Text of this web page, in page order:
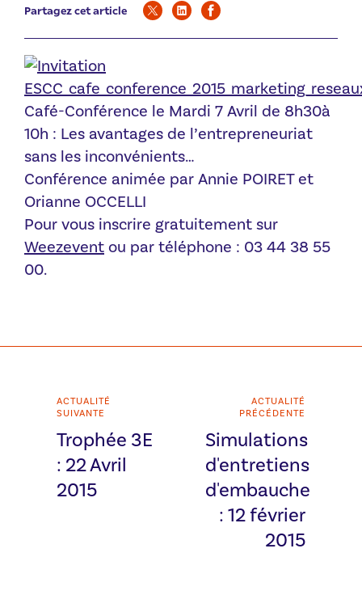
Partagez cet article
Café-Conférence le Mardi 7 Avril de 8h30à
10h : Les avantages de l’entrepreneuriat
sans les inconvénients…
Conférence animée par Annie POIRET et
Orianne OCCELLI
Pour vous inscrire gratuitement sur
Weezeventou par téléphone : 03 44 38 55
00.
ACTUALITÉ
SUIVANTE
Trophée 3E
: 22 Avril
2015
ACTUALITÉ
PRÉCÉDENTE
Simulations
d'entretiens
d'embauche
: 12 février
2015